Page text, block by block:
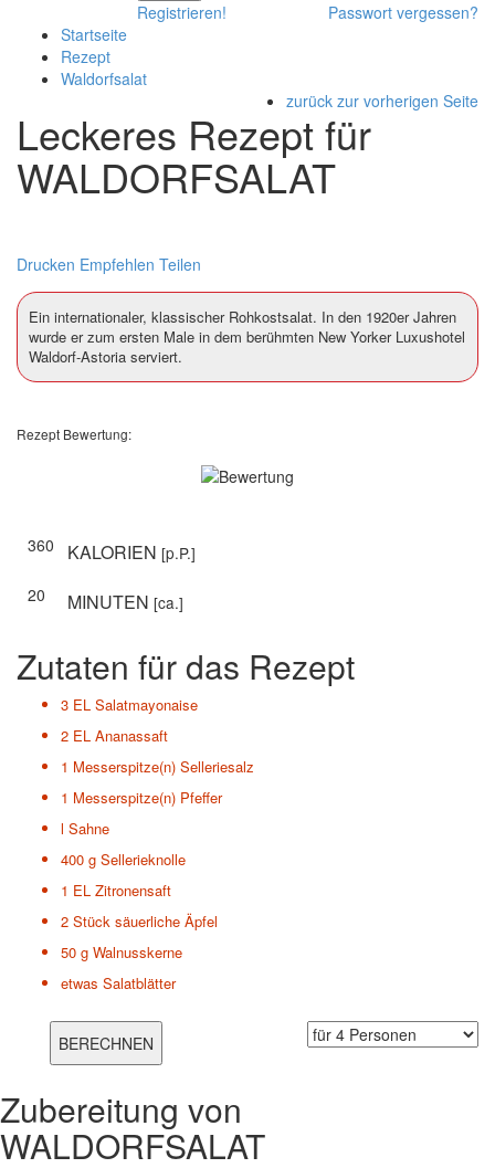
Registrieren!
Passwort vergessen?
Startseite
Rezept
Waldorfsalat
zurück zur vorherigen Seite
Leckeres Rezept für
WALDORFSALAT
Drucken Empfehlen Teilen
Ein internationaler, klassischer Rohkostsalat. In den 1920er Jahren
wurde er zum ersten Male in dem berühmten New Yorker Luxushotel
Waldorf-Astoria serviert.
Rezept Bewertung:
360 KALORIEN [p.P.]
20
MINUTEN [ca.]
Zutaten für das Rezept
3 EL Salatmayonaise
2 EL Ananassaft
1 Messerspitze(n) Selleriesalz
1 Messerspitze(n) Pfeffer
l Sahne
400 g Sellerieknolle
1 EL Zitronensaft
2 Stück säuerliche Äpfel
50 g Walnusskerne
etwas Salatblätter
Zubereitung von
WALDORFSALAT